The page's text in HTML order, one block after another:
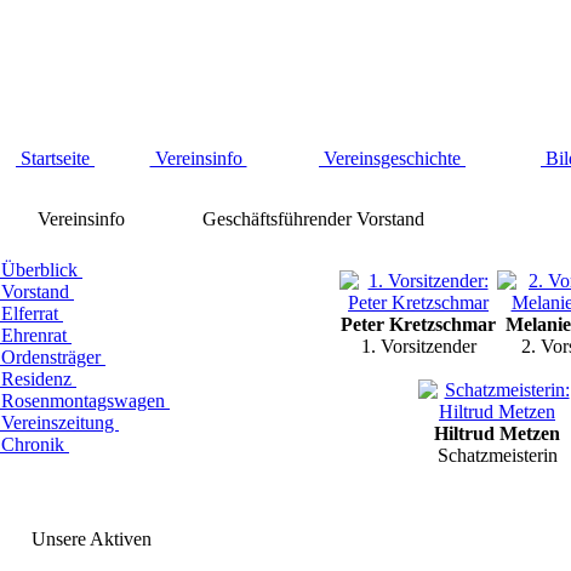
Startseite Vereinsinfo Vereinsgeschichte
Vereinsinfo
Überblick
Vorstand
Elferrat
Ehrenrat
Ordensträger
Residenz
Rosenmontagswagen
Vereinszeitung
Chronik
Unsere Aktiven
Geschäftsführender Vorstand
Peter Kretzschmar
1. Vorsitzender
2.
Hiltrud Metzen
Schatzmeisterin